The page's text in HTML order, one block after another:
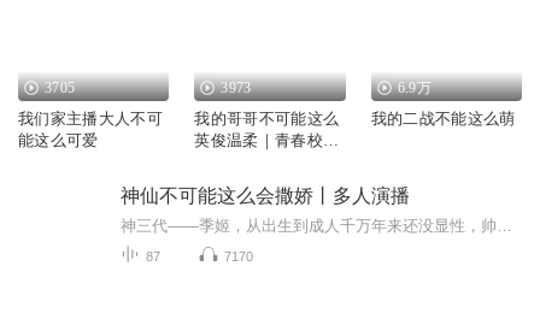
3705
我们家主播大人不可
能这么可爱
3973
我的哥哥不可能这么
英俊温柔｜青春校园
6.9万
我的二战不能这么萌
神仙不可能这么会撒娇丨多人演播
87 7170